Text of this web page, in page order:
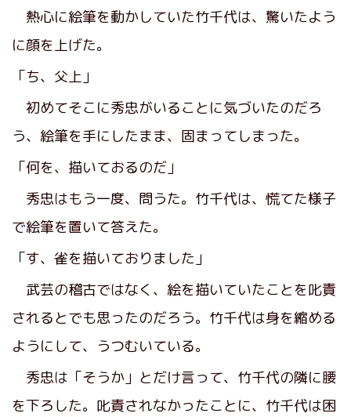
熱心に絵筆を動かしていた竹千代は、驚いたよう
に顔を上げた。
「ち、父上」
初めてそこに秀忠がいることに気づいたのだろ
う、絵筆を手にしたまま、固まってしまった。
「何を、描いておるのだ」
秀忠はもう一度、問うた。竹千代は、慌てた様子
で絵筆を置いて答えた。
「す、雀を描いておりました」
武芸の稽古ではなく、絵を描いていたことを叱責
されるとでも思ったのだろう。竹千代は身を縮める
ようにして、うつむいている。
秀忠は「そうか」とだけ言って、竹千代の隣に腰
を下ろした。叱責されなかったことに、竹千代は困